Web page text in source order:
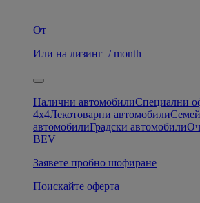
От
Или на лизинг / month
Налични автомобилиСпециални
4x4Лекотоварни автомобили
автомобилиГрадски автомобили
BEV
Заявете пробно шофиране
Поискайте оферта